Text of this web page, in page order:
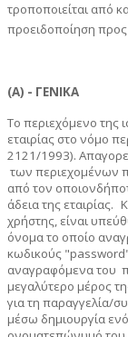
τροποποιείται από
προειδοποίηση
(Α) - ΓΕΝΙΚΑ
Το περιεχόμενο της
εταιρίας στο νόμο
2121/1993).
των περιεχομένων
από τον
άδεια της εταιρίας.
χρήστης, είναι
όνομα το οποίο
κωδικούς
αναγραφόμενα του
μεγαλύτερο μέρος
για τη παραγγελία/
μέσω δημιουργία